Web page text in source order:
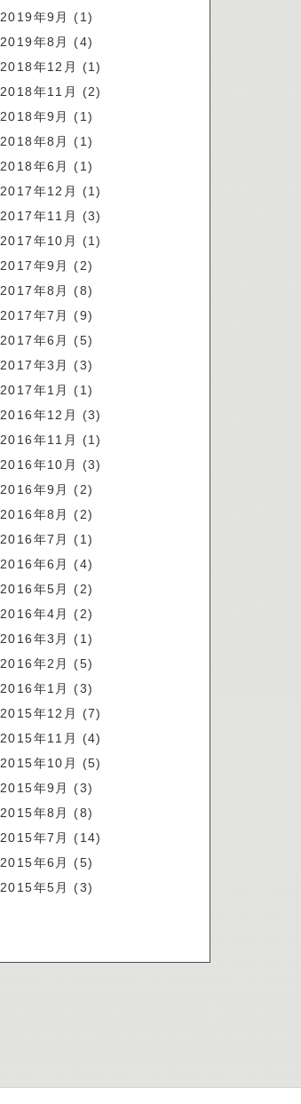
2019年9月
(1)
2019年8月
(4)
2018年12月
(1)
2018年11月
(2)
2018年9月
(1)
2018年8月
(1)
2018年6月
(1)
2017年12月
(1)
2017年11月
(3)
2017年10月
(1)
2017年9月
(2)
2017年8月
(8)
2017年7月
(9)
2017年6月
(5)
2017年3月
(3)
2017年1月
(1)
2016年12月
(3)
2016年11月
(1)
2016年10月
(3)
2016年9月
(2)
2016年8月
(2)
2016年7月
(1)
2016年6月
(4)
2016年5月
(2)
2016年4月
(2)
2016年3月
(1)
2016年2月
(5)
2016年1月
(3)
2015年12月
(7)
2015年11月
(4)
2015年10月
(5)
2015年9月
(3)
2015年8月
(8)
2015年7月
(14)
2015年6月
(5)
2015年5月
(3)